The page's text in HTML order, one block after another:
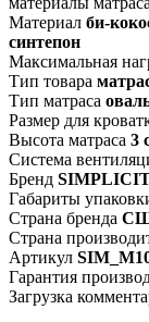
Материал би-
синтепон
Максимальная
Тип товара
Тип матраса
Размер для
Высота матраса 3
Система
Бренд
Габариты
Страна бренда
Страна
Артикул
Гарантия
Загрузка